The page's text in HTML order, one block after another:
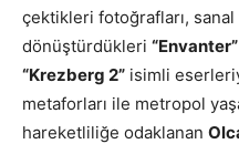
çektikleri fotoğrafları,
dönüştürdükleri
“Krezberg 2” isimli
metaforları ile metropol
hareketliliğe odaklanan